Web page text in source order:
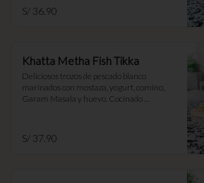
S/ 36.90
Khatta Metha Fish Tikka
Deliciosos trozos de pescado blanco
marinados con mostaza, yogurt, comino,
Garam Masala y huevo. Cocinado
S/ 37.90